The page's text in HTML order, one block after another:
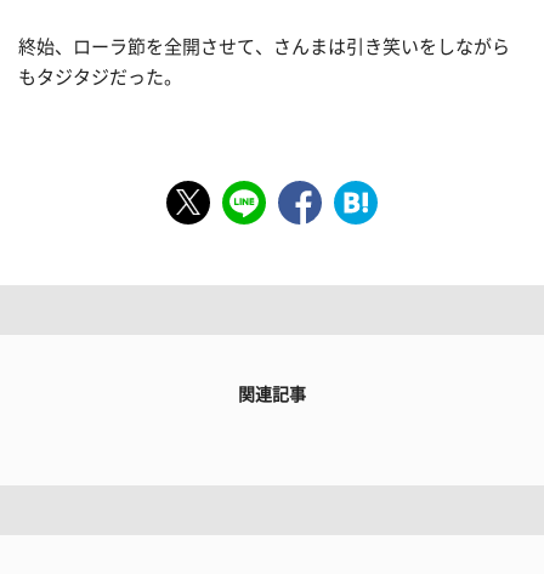
終始、ローラ節を全開させて、さんまは引き笑いをしながら
もタジタジだった。
関連記事